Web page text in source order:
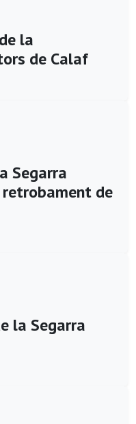
la
de Calaf
Segarra
de
la Segarra